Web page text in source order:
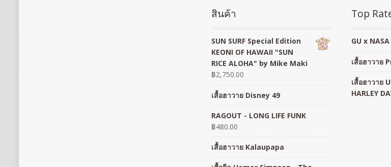
สินค้า
SUN SURF Special Edition
KEONI OF HAWAII "SUN
RICE ALOHA" by Mike Maki
฿2,750.00
เสื้อฮาวาย Disney 49
RAGOUT - LONG LIFE FUNK
฿480.00
เสื้อฮาวาย Kalaupapa
Top
GU x
เสื้อฮาวาย
เสื้อฮาวาย
HARLEY